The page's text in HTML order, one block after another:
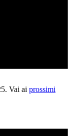
Vai ai prossimi